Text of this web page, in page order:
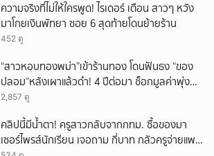
ความจริงที่ไม่ให้ใครพูด! ไรเดอร์ เตือน สาวๆ หวัง
มาโกยเงินพัทยา ซอย 6 สุดท้ายโดนย้ายร้าน
452 ดู
“สาวหอบทองพม่า”เข้าร้านทอง โดนฟันธง “ของ
ปลอม”หลังเผาแล้วดำ! 4 ปีต่อมา ช็อกมูลค่าพุ่ง
มหาศาล!
2,857 ดู
คลิปนี้มีน้ำตา! ครูสาวกลับจากกทม. ซื้อของมา
เซอร์ไพรส์นักเรียน เจอถาม กี่บาท กลัวครูจ่ายแพง